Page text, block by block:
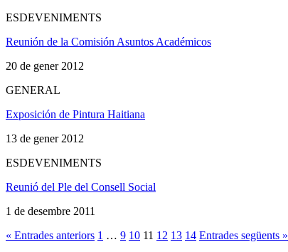
ESDEVENIMENTS
Reunión de la Comisión Asuntos Académicos
20 de gener 2012
GENERAL
Exposición de Pintura Haitiana
13 de gener 2012
ESDEVENIMENTS
Reunió del Ple del Consell Social
1 de desembre 2011
« Entrades anteriors 1 … 9 10 11 12 13 14 Entrades següents »